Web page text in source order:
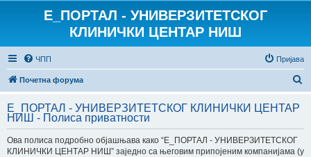
E_ПОРТАЛ - УНИВЕРЗИТЕТСКОГ
КЛИНИЧКИ ЦЕНТАР НИШ
ЧПП Пријава
Почетна форума
т
E_ПОРТАЛ - УНИВЕРЗИТЕТСКОГ КЛИНИЧКИ ЦЕНТАР
НИШ - Полиса приватности
Ова полиса подробно објашњава како “E_ПОРТАЛ - УНИВЕРЗИТЕТСКОГ
КЛИНИЧКИ ЦЕНТАР НИШ” заједно са његовим припојеним компанијама (у